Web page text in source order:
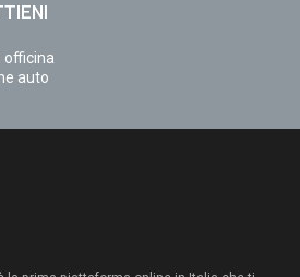
officina
auto